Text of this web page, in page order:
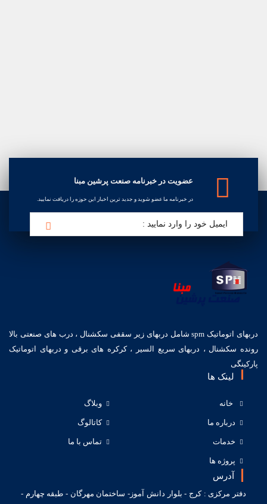
عضویت در خبرنامه صنعت پرشین مبنا
در خبرنامه ما عضو شوید و جدید ترین اخبار این حوزه را دریافت نمایید.
دربهای اتوماتیک spm شامل دربهای زیر سقفی سکشنال ، درب های صنعتی بالا
رونده سکشنال ، دربهای سریع السیر ، کرکره های برقی و دربهای اتوماتیک
پارکینگی
لینک ها
خانه
درباره ما
خدمات
پروژه ها
وبلاگ
کاتالوگ
تماس با ما
آدرس
دفتر مرکزی : کرج - بلوار دانش آموز- ساختمان مهرگان - طبقه چهارم -